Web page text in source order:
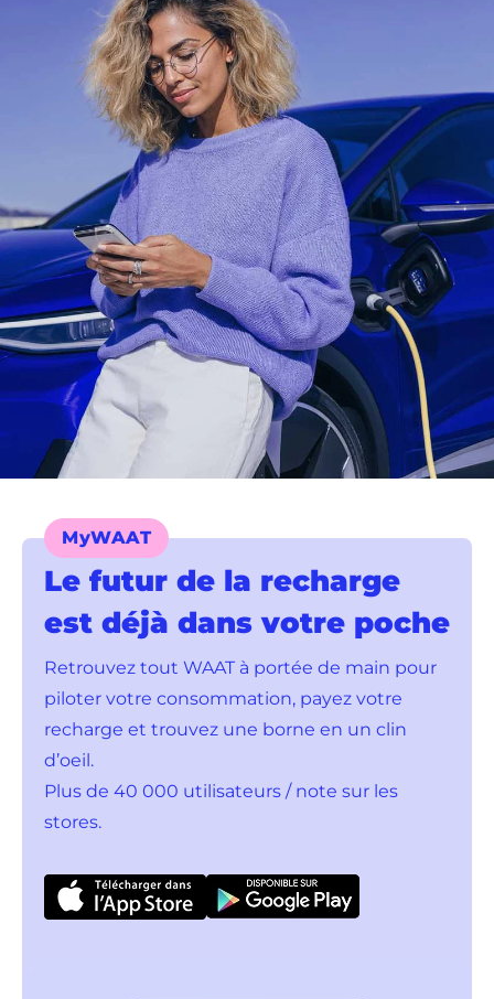
MyWAAT
Le futur de la recharge
est déjà dans votre poche
Retrouvez tout WAAT à portée de main pour
piloter votre consommation, payez votre
recharge et trouvez une borne en un clin
d’oeil.
Plus de 40 000 utilisateurs / note sur les
stores.